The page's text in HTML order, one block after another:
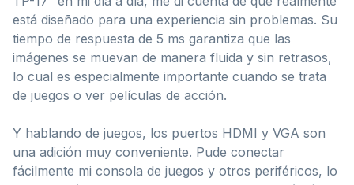
está diseñado para una experiencia sin problemas. Su
tiempo de respuesta de 5 ms garantiza que las
imágenes se muevan de manera fluida y sin retrasos,
lo cual es especialmente importante cuando se trata
de juegos o ver películas de acción.
Y hablando de juegos, los puertos HDMI y VGA son
una adición muy conveniente. Pude conectar
fácilmente mi consola de juegos y otros periféricos, lo